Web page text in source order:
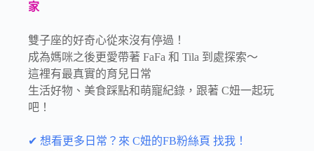
家
雙子座的好奇心從來沒有停過！
成為媽咪之後更愛帶著 FaFa 和 Tila 到處探索～
這裡有最真實的育兒日常
生活好物、美食踩點和萌寵紀錄，跟著 C妞一起玩
吧！
✔ 想看更多日常？來 C妞的FB粉絲頁 找我！